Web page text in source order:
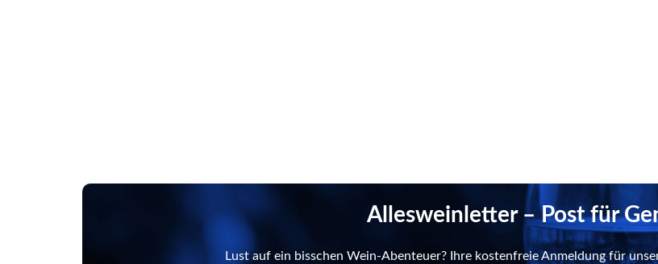
Allesweinletter – Post für
Lust auf ein bisschen Wein-Abenteuer? Ihre kostenfreie Anmeldung für